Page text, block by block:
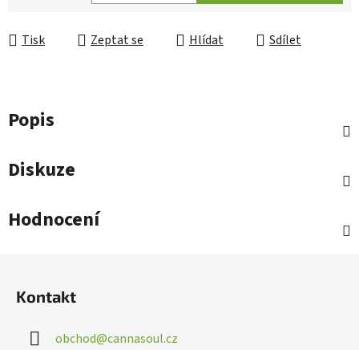
Tisk Zeptat se Hlídat Sdílet
Popis
Diskuze
Hodnocení
Kontakt
obchod@cannasoul.cz